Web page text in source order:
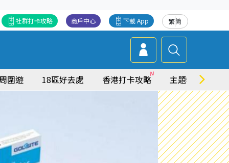
繁简
下載 App
商戶中心
社群打卡攻略
圍遊 18區好去處 香港打卡攻略 主題特集